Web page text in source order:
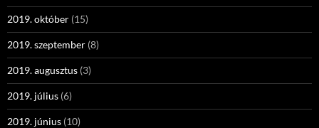
2019. október (15)
2019. szeptember (8)
2019. augusztus (3)
2019. július (6)
2019. június (10)